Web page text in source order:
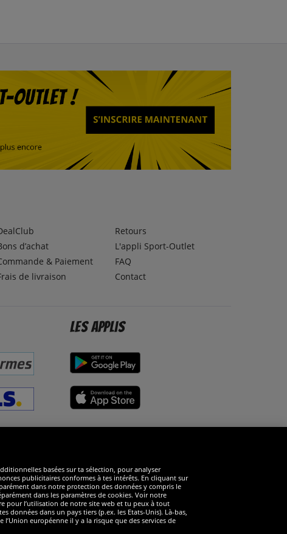
d’achat
& Paiement
de livraison
Retours
L'appli Sport-Outlet
FAQ
Contact
Les applis
basées sur ta sélection, pour analyser
publicitaires conformes à tes intérêts. En cliquant sur
dans notre protection des données y compris le
dans les paramètres de cookies. Voir notre
pour l’utilisation de notre site web et tu peux à tout
données dans un pays tiers (p.ex. les Etats-Unis). Là-bas,
européenne il y a la risque que des services de